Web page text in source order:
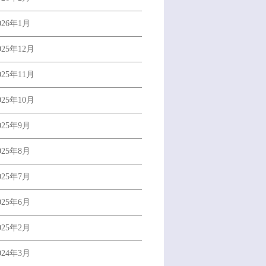
年1月
年12月
年11月
年10月
年9月
年8月
年7月
年6月
年2月
年3月